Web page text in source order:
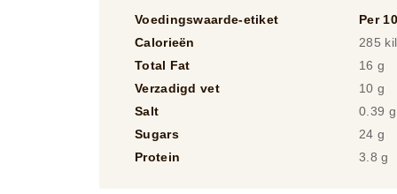
Voedingswaarde-etiket Per
Calorieën
285
Total Fat
16 g
Verzadigd vet
10 g
Salt
0.39 g
Sugars
24 g
Protein
3.8 g